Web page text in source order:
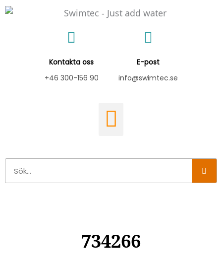
Hoppa
Kontakta oss
+46 300-156 90
E-post
info@swimtec.se
734266